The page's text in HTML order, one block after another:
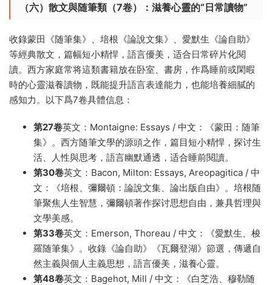
（六）散文與随筆類（7卷）：滋養心靈的“日常讀物”
收錄蒙田《随筆集》、培根《論說文集》、愛默生《論自助》
等經典散文，篇幅短小精悍，語言優美，适合日常碎片化閱
讀。西方家庭常将這類書籍放在卧室、書房，作爲睡前或閑暇
時的心靈滋養讀物，既能提升語言表達能力，也能培養細膩的
感知力。以下爲7卷具體信息：
第27卷英文：Montaigne: Essays / 中文：《蒙田：随筆
集》。西方随筆文學的源頭之作，篇目短小精悍，探讨生
活、人性與思考，語言幽默通透，适合睡前閱讀。
第30卷英文：Bacon, Milton: Essays, Areopagitica / 中
文：《培根、彌爾頓：論說文集、論出版自由》。培根随
筆聚焦人生智慧，彌爾頓著作探讨思想自由，兼具哲理與
文學美感。
第33卷英文：Emerson, Thoreau / 中文：《愛默生、梭
羅随筆集》。收錄《論自助》《瓦爾登湖》節選，傳遞自
然主義與個人主義思想，語言優美，滋養心靈。
第48卷英文：Bagehot, Mill / 中文：《白芝浩、穆勒随